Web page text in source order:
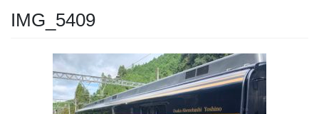
IMG_5409